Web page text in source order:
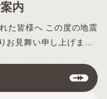
内
た皆様へ この度の地震
お見舞い申し上げま
お住まいの破損、設備
つきましては、下記よ